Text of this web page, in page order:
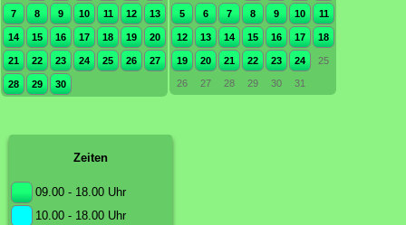
7 8 9 10 11 12 13
14 15 16 17 18 19 20
21 22 23 24 25 26 27
28 29 30
5 6 7 8 9 10 11
12 13 14 15 16 17 18
19 20 21 22 23 24 25
26 27 28 29 30 31
Zeiten
09.00 - 18.00 Uhr
10.00 - 18.00 Uhr